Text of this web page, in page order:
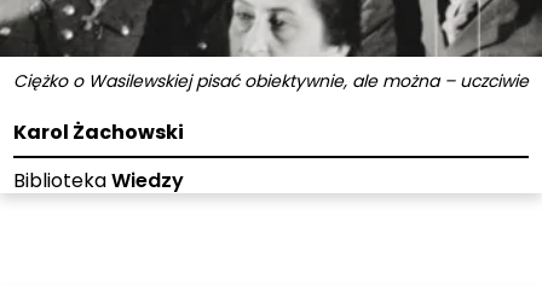
Ciężko o Wasilewskiej pisać obiektywnie, ale można – uczciwie
Karol Żachowski
BibliotekaWiedzy